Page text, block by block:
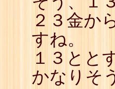
２３金か
すね。
１３とと
かなりそ